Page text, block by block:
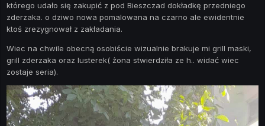
którego udało się zakupić z pod Bieszczad dokładkę przedniego
zderzaka. o dziwo nowa pomalowana na czarno ale ewidentnie
ktoś zrezygnował z zakładania.
Wiec na chwile obecną osobiście wizualnie brakuje mi grill maski,
grill zderzaka oraz lusterek( żona stwierdziła ze h.. widać wiec
zostaje seria).